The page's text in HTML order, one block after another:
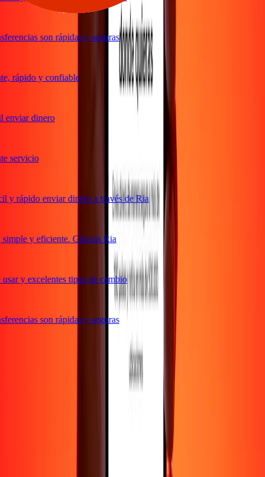
son rápidas y seguras
rápido y confiable
dinero
servicio
rápido enviar dinero a través de Ria
y eficiente. Gracias Ria
y excelentes tipos de cambio
son rápidas y seguras